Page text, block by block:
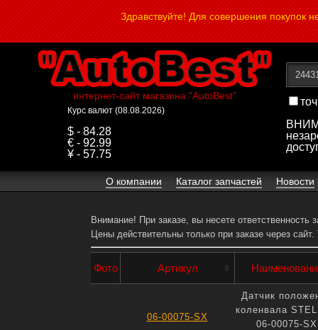
Здравствуйте! Для совершения покупок
интернет-сайт магазина "AutoBest"
Курс валют (08.08.2026)
$ - 84.28
€ - 92.99
¥ - 57.75
О компании Каталог запчастей Новости
Внимание! При заказе, вы несете ответственность
Цены действительны только при заказе через сайт.
Фото Артикул
06-00075-SX
Датчик
коленвала
06-00075-SX